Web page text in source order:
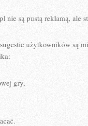
są pustą reklamą, ale
użytkowników są
gry,